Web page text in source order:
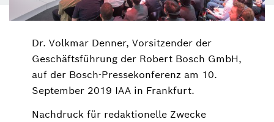
Dr. Volkmar Denner, Vorsitzender der
Geschäftsführung der Robert Bosch GmbH,
auf der Bosch-Pressekonferenz am 10.
September 2019 IAA in Frankfurt.
Nachdruck für redaktionelle Zwecke